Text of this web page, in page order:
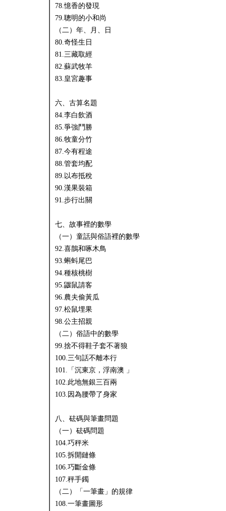
78.憶香的發現
79.聰明的小和尚
（二）年、月、日
80.奇怪生日
81.三藏取經
82.蘇武牧羊
83.皇宮趣事
六、古算名題
84.李白飲酒
85.爭強鬥勝
86.牧童分竹
87.今有程途
88.管套均配
89.以布抵稅
90.漢果裝箱
91.步行出關
七、故事裡的數學
（一）童話與俗語裡的數學
92.喜鵲和啄木鳥
93.蝌蚪尾巴
94.種核桃樹
95.鼴鼠請客
96.農夫偷黃瓜
97.松鼠埋果
98.公主招親
（二）俗語中的數學
99.捨不得鞋子套不著狼
100.三句話不離本行
101.「沉東京，浮南澳 」
102.此地無銀三百兩
103.因為腰帶了身家
八、砝碼與筆畫問題
（一）砝碼問題
104.巧秤米
105.拆開鏈條
106.巧斷金條
107.秤手鐲
（二）「一筆畫」的規律
108.一筆畫圖形